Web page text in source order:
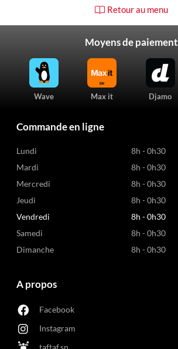
Retour au menu
Moyens de paiement
Wave Max it Djamo
Commande en ligne
Lundi
8h - 0h30
Mardi
8h - 0h30
Mercredi
8h - 0h30
Jeudi
8h - 0h30
Vendredi
8h - 0h30
Samedi
8h - 0h30
Dimanche
8h - 0h30
A propos
Facebook
Instagram
taftaf.sn